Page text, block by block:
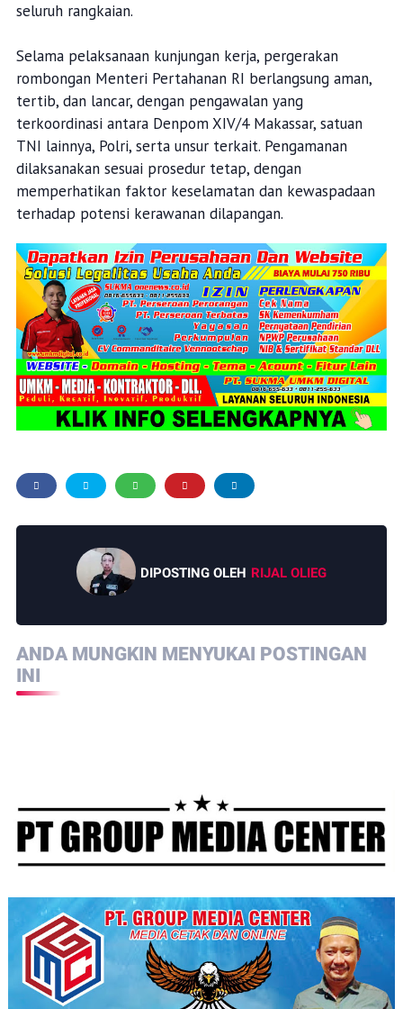
seluruh rangkaian.
Selama pelaksanaan kunjungan kerja, pergerakan
rombongan Menteri Pertahanan RI berlangsung aman,
tertib, dan lancar, dengan pengawalan yang
terkoordinasi antara Denpom XIV/4 Makassar, satuan
TNI lainnya, Polri, serta unsur terkait. Pengamanan
dilaksanakan sesuai prosedur tetap, dengan
memperhatikan faktor keselamatan dan kewaspadaan
terhadap potensi kerawanan dilapangan.
DIPOSTING OLEH RIJAL OLIEG
ANDA MUNGKIN MENYUKAI POSTINGAN
INI